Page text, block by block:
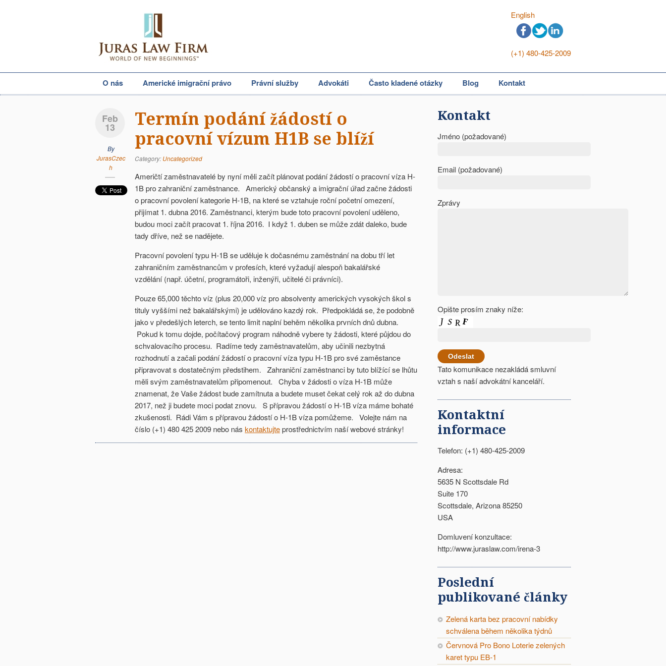
English
(+1) 480-425-2009
O nás Americké imigrační právo Právní služby Advokáti Často kladené otázky Blog Kontakt
Feb
13
By
JurasCzec
h
Termín podání žádostí o
pracovní vízum H1B se blíží
Category: Uncategorized
Američtí zaměstnavatelé by nyní měli začít plánovat podání žádostí o pracovní víza H-
1B pro zahraniční zaměstnance. Americký občanský a imigrační úřad začne žádosti
o pracovní povolení kategorie H-1B, na které se vztahuje roční početní omezení,
přijímat 1. dubna 2016. Zaměstnanci, kterým bude toto pracovní povolení uděleno,
budou moci začít pracovat 1. října 2016. I když 1. duben se může zdát daleko, bude
tady dříve, než se nadějete.
Pracovní povolení typu H-1B se uděluje k dočasnému zaměstnání na dobu tří let
zahraničním zaměstnancům v profesích, které vyžadují alespoň bakalářské
vzdělání (např. účetní, programátoři, inženýři, učitelé či právníci).
Pouze 65,000 těchto víz (plus 20,000 víz pro absolventy amerických vysokých škol s
tituly vyššími než bakalářskými) je udělováno kazdý rok. Předpokládá se, že podobně
jako v předešlých leterch, se tento limit naplní behěm několika prvních dnů dubna.
Pokud k tomu dojde, počítačový program náhodně vybere ty žádosti, které půjdou do
schvalovacího procesu. Radíme tedy zaměstnavatelům, aby učinili nezbytná
rozhodnutí a začali podání žádostí o pracovní víza typu H-1B pro své zaměstance
připravovat s dostatečným předstihem. Zahraniční zaměstnanci by tuto blížící se lhůtu
měli svým zaměstnavatelům připomenout. Chyba v žádosti o víza H-1B může
znamenat, že Vaše žádost bude zamítnuta a budete muset čekat celý rok až do dubna
2017, než ji budete moci podat znovu. S přípravou žádostí o H-1B víza máme bohaté
zkušenosti. Rádi Vám s přípravou žádostí o H-1B víza pomůžeme. Volejte nám na
číslo (+1) 480 425 2009 nebo nás kontaktujteprostřednictvím naší webové stránky!
Kontakt
Jméno (požadované)
Email (požadované)
Zprávy
Opište prosím znaky níže:
Tato komunikace nezakládá smluvní
vztah s naší advokátní kanceláří.
Kontaktní
informace
Telefon: (+1) 480-425-2009
Adresa:
5635 N Scottsdale Rd
Suite 170
Scottsdale, Arizona 85250
USA
Domluvení konzultace:
http://www.juraslaw.com/irena-3
Poslední
publikované články
Zelená karta bez pracovní nabídky
schválena během několika týdnů
Červnová Pro Bono Loterie zelených
karet typu EB-1